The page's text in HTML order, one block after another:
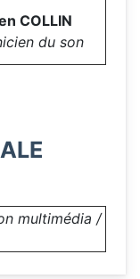
COLLIN
du son
multimédia /